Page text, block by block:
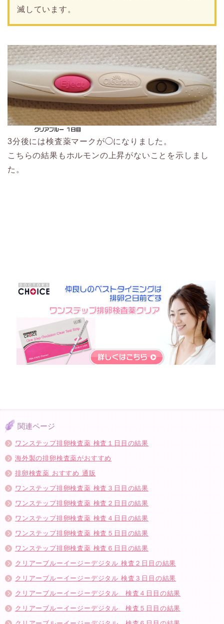
滅しています。
3分後には検査薬マークが◯になりました。
こちらの結果もホルモンの上昇がないことを示しまし
た。
関連ページ
ワンステップ排卵検査薬 検査１日目の結果
海外製の排卵検査薬がおすすめ
排卵検査薬 おすすめ 通販
ワンステップ排卵検査薬 検査３日目の結果
ワンステップ排卵検査薬 検査２日目の結果
ワンステップ排卵検査薬 検査４日目の結果
ワンステップ排卵検査薬 検査５日目の結果
ワンステップ排卵検査薬 検査６日目の結果
クリアーブルーイージーデジタル 検査２日目の結果
クリアーブルーイージーデジタル 検査３日目の結果
クリアーブルーイージーデジタル 検査４日目の結果
クリアーブルーイージーデジタル 検査５日目の結果